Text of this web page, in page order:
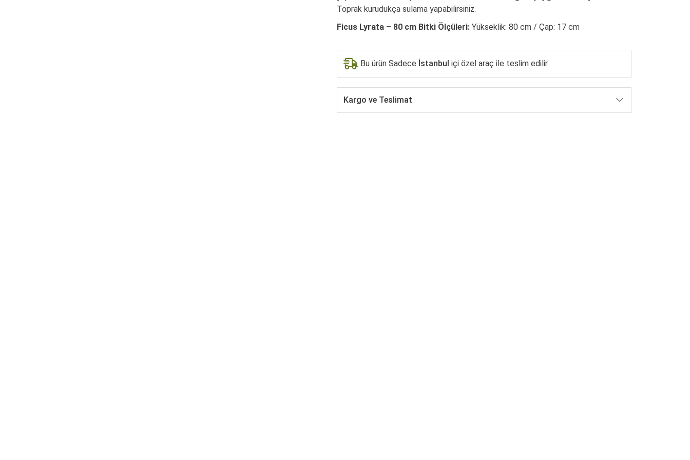
Toprak kurudukça sulama yapabilirsiniz.
Ficus Lyrata – 80 cm Bitki Ölçüleri: Yükseklik: 80 cm / Çap: 17 cm
Bu ürün Sadece İstanbul içi özel araç ile teslim edilir.
Kargo ve Teslimat